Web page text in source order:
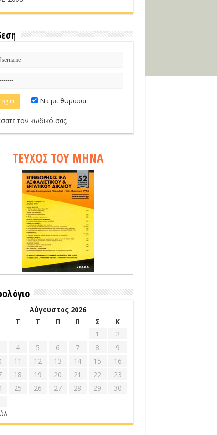
Να με θυμάσαι
τον κωδικό σας;
ΤΕΥΧΟΣ ΤΟΥ ΜΗΝΑ
Αύγουστος 2026
Τ Τ Π Π Σ
Κ
1
2
4 5 6 7 8
9
11 12 13 14 15
16
18 19 20 21 22
23
25 26 27 28 29
30